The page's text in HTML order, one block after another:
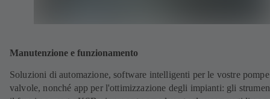
Manutenzione e funzionamento
Soluzioni di automazione, software intelligenti per le vostre
valvole, nonché app per l'ottimizzazione degli impianti: gli